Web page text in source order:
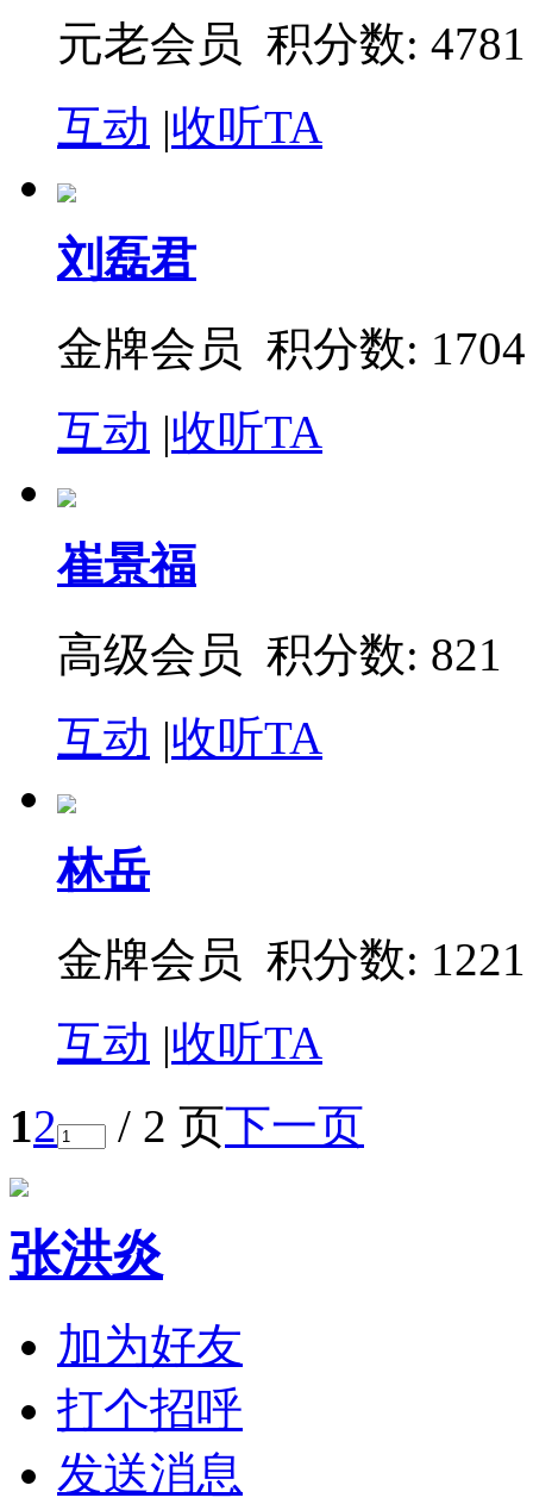
元老会员 积分数: 4781
互动 |收听TA
刘磊君
金牌会员 积分数: 1704
互动 |收听TA
崔景福
高级会员 积分数: 821
互动 |收听TA
林岳
金牌会员 积分数: 1221
互动 |收听TA
12 / 2 页下一页
张洪炎
加为好友
打个招呼
发送消息